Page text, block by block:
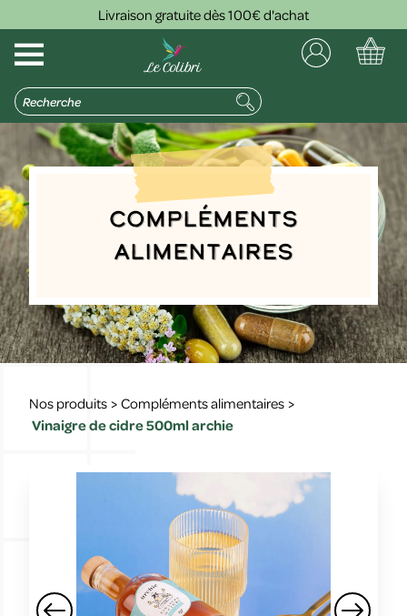
Livraison gratuite dès 100€ d'achat
Compléments
alimentaires
Nos produits > Compléments alimentaires >
Vinaigre de cidre 500ml archie